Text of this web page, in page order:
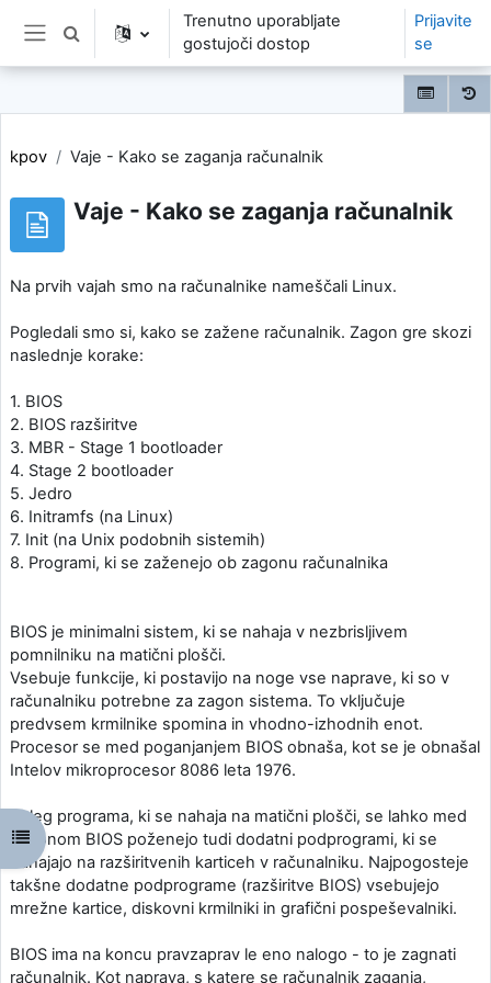
Preskoči na glavno vsebino
Stransko polje
Preklopi iskalni vnos
Trenutno uporabljate
gostujoči dostop
Prijavite
se
Odpri kazalo predmeta
kpov Vaje - Kako se zaganja računalnik
Vaje - Kako se zaganja računalnik
Na prvih vajah smo na računalnike nameščali Linux.
Pogledali smo si, kako se zažene računalnik. Zagon gre skozi
naslednje korake:
1. BIOS
2. BIOS razširitve
3. MBR - Stage 1 bootloader
4. Stage 2 bootloader
5. Jedro
6. Initramfs (na Linux)
7. Init (na Unix podobnih sistemih)
8. Programi, ki se zaženejo ob zagonu računalnika
BIOS je minimalni sistem, ki se nahaja v nezbrisljivem
pomnilniku na matični plošči.
Vsebuje funkcije, ki postavijo na noge vse naprave, ki so v
računalniku potrebne za zagon sistema. To vključuje
predvsem krmilnike spomina in vhodno-izhodnih enot.
Procesor se med poganjanjem BIOS obnaša, kot se je obnašal
Intelov mikroprocesor 8086 leta 1976.
Poleg programa, ki se nahaja na matični plošči, se lahko med
zagonom BIOS poženejo tudi dodatni podprogrami, ki se
nahajajo na razširitvenih karticeh v računalniku. Najpogosteje
takšne dodatne podprograme (razširitve BIOS) vsebujejo
mrežne kartice, diskovni krmilniki in grafični pospeševalniki.
BIOS ima na koncu pravzaprav le eno nalogo - to je zagnati
računalnik. Kot naprava, s katere se računalnik zaganja,